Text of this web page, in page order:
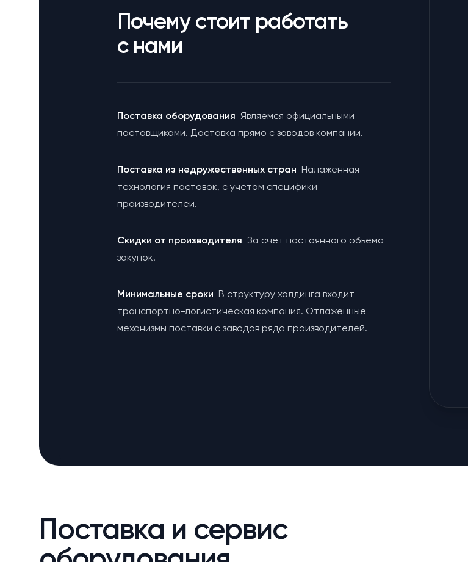
Почему стоит работать
с нами
Поставка оборудования Являемся официальными
поставщиками. Доставка прямо с заводов компании.
Поставка из недружественных стран Налаженная
технология поставок, с учётом специфики
производителей.
Cкидки от производителя За счет постоянного объема
закупок.
Минимальные сроки В структуру холдинга входит
транспортно-логистическая компания. Отлаженные
механизмы поставки с заводов ряда производителей.
Поставка и сервис